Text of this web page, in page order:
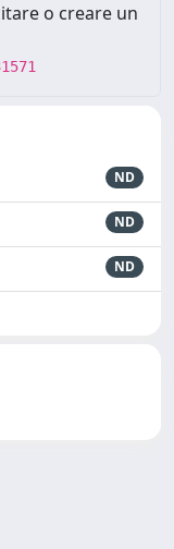
o creare un
ND
ND
ND